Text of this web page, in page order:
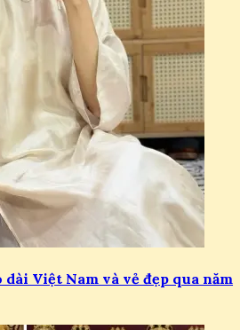
Việt Nam và vẻ đẹp qua năm